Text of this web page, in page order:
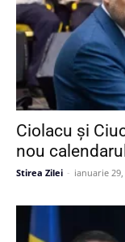
Ciolacu și
nou
Stirea Zilei - ianuarie 29,